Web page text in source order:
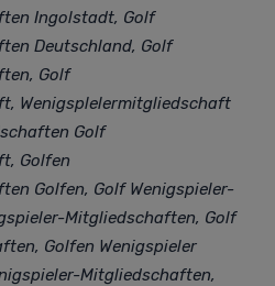
Ingolstadt, Golf
Deutschland, Golf
Golf
Wenigsplelermitgliedschaft
Golf
Golfen
Golfen, Golf Wenigspieler-
Mitgliedschaften, Golf
Golfen Wenigspieler
Mitgliedschaften,